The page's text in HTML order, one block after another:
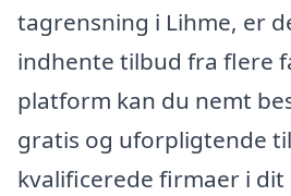
tagrensning i Lihme, er
indhente tilbud fra flere
platform kan du nemt
gratis og uforpligtende
kvalificerede firmaer i